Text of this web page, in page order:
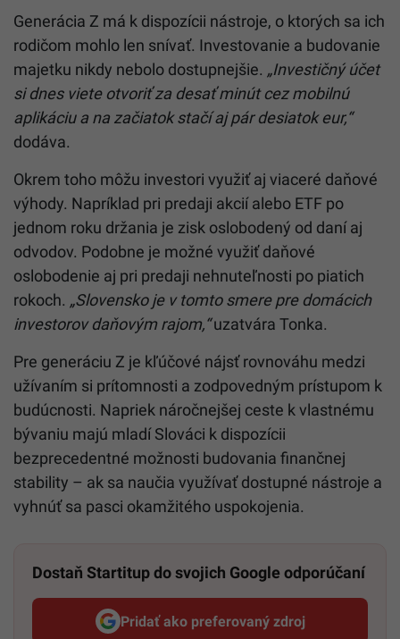
Generácia Z má k dispozícii nástroje, o ktorých sa ich
rodičom mohlo len snívať. Investovanie a budovanie
majetku nikdy nebolo dostupnejšie. „Investičný účet
si dnes viete otvoriť za desať minút cez mobilnú
aplikáciu a na začiatok stačí aj pár desiatok eur,“
dodáva.
Okrem toho môžu investori využiť aj viaceré daňové
výhody. Napríklad pri predaji akcií alebo ETF po
jednom roku držania je zisk oslobodený od daní aj
odvodov. Podobne je možné využiť daňové
oslobodenie aj pri predaji nehnuteľnosti po piatich
rokoch. „Slovensko je v tomto smere pre domácich
investorov daňovým rajom,“uzatvára Tonka.
Pre generáciu Z je kľúčové nájsť rovnováhu medzi
užívaním si prítomnosti a zodpovedným prístupom k
budúcnosti. Napriek náročnejšej ceste k vlastnému
bývaniu majú mladí Slováci k dispozícii
bezprecedentné možnosti budovania finančnej
stability – ak sa naučia využívať dostupné nástroje a
vyhnúť sa pasci okamžitého uspokojenia.
Dostaň Startitup do svojich Google odporúčaní
Pridať ako preferovaný zdroj
Startitup, odkaz sa otvorí v